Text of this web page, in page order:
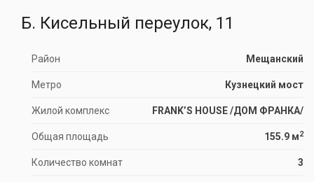
Б. Кисельный переулок, 11
Район Мещанский
Метро Кузнецкий мост
Жилой комплекс FRANK’S HOUSE /ДОМ ФРАНКА/
Общая площадь 155.9 м2
Количество комнат 3